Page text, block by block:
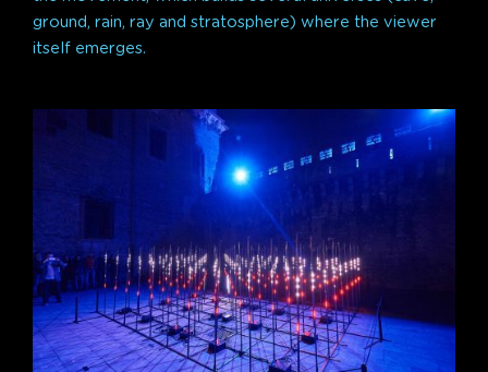
ground, rain, ray and stratosphere) where the viewer
itself emerges.